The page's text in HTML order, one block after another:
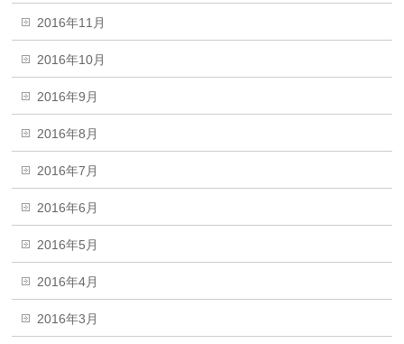
2016年11月
2016年10月
2016年9月
2016年8月
2016年7月
2016年6月
2016年5月
2016年4月
2016年3月